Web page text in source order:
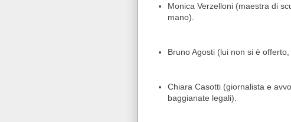
Monica Verzelloni (maestra di
mano).
Bruno Agosti (lui non si è
Chiara Casotti (giornalista e
baggianate legali).